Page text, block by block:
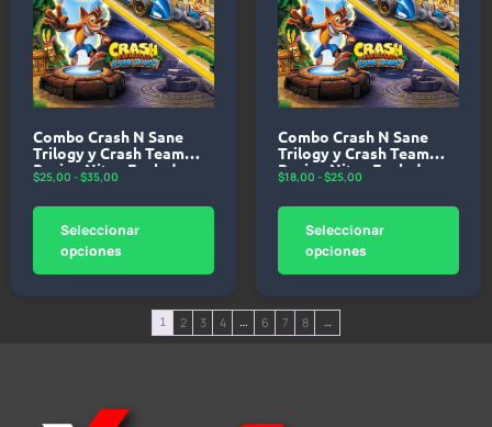
Combo Crash N Sane
Trilogy y Crash Team
Racing Nitro Fueled –
PlayStation 4
$25,00 -$35,00
Seleccionar
opciones
Combo Crash N Sane
Trilogy y Crash Team
Racing Nitro Fueled –
PlayStation 5
$18,00 -$25,00
Seleccionar
opciones
1 2 3 4 … 6 7 8 →